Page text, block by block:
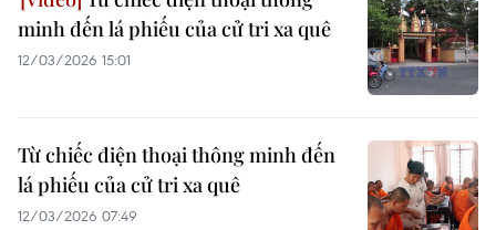
minh đến lá phiếu của cử tri xa quê
12/03/2026 15:01
Từ chiếc điện thoại thông minh đến
lá phiếu của cử tri xa quê
12/03/2026 07:49